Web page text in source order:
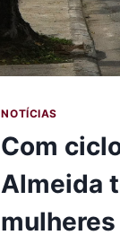
NOTÍCIAS
Com
Almeida